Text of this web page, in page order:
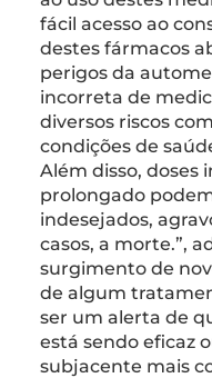
fácil acesso ao
destes fármacos
perigos da
incorreta de
diversos riscos
condições de
Além disso, doses
prolongado
indesejados,
casos, a morte.”,
surgimento de
de algum
ser um alerta de
está sendo eficaz
subjacente mais